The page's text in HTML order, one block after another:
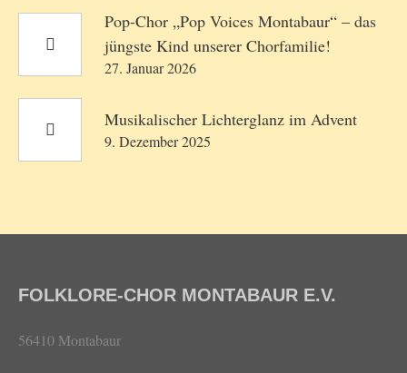
Pop-Chor „Pop Voices Montabaur“ – das
jüngste Kind unserer Chorfamilie!
27. Januar 2026
Musikalischer Lichterglanz im Advent
9. Dezember 2025
FOLKLORE-CHOR MONTABAUR E.V.
56410 Montabaur